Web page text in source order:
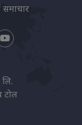
समाचार
लि.
टोल